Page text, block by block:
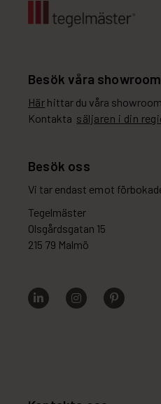
Besök våra showroom
Här hittar du våra
Kontakta säljaren i din
Besök oss
Vi tar endast emot
Tegelmäster
Olsgårdsgatan 15
215 79 Malmö